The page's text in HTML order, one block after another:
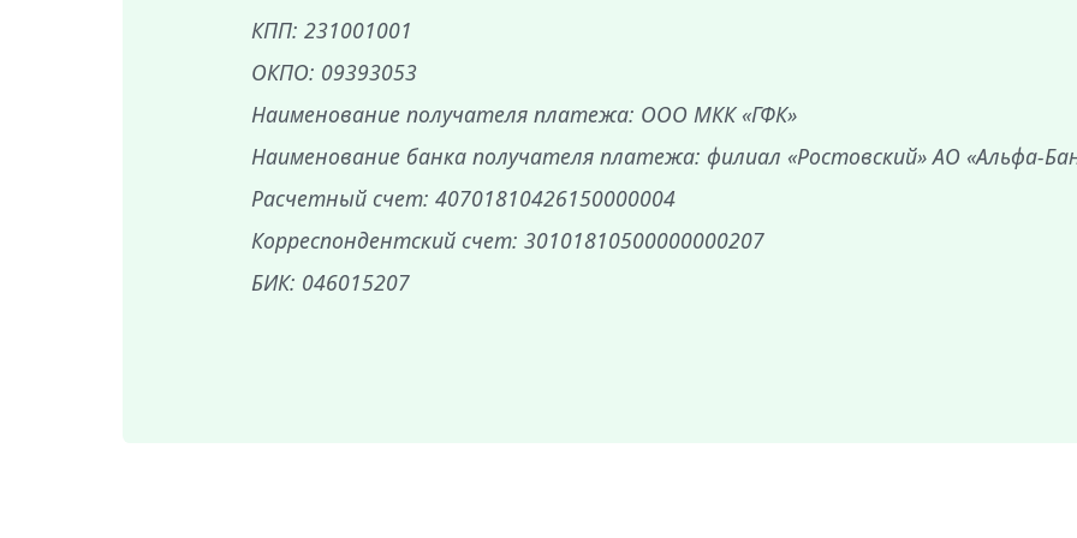
КПП: 231001001
ОКПО: 09393053
Наименование получателя платежа: ООО МКК «ГФК»
Наименование банка получателя платежа: филиал «Ростовский» АО «Альфа-
Расчетный счет: 40701810426150000004
Корреспондентский счет: 30101810500000000207
БИК: 046015207